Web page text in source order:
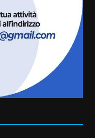
e la prima
Musica di
con “Fasano in